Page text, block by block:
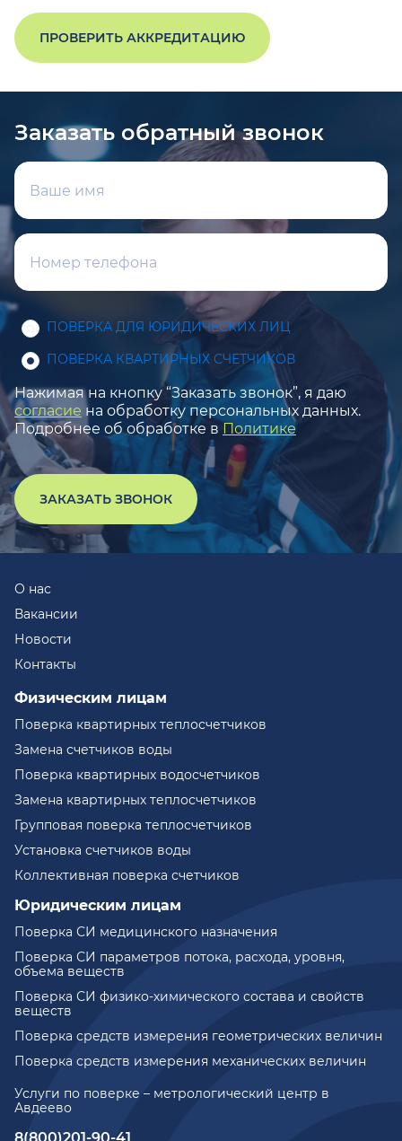
ПРОВЕРИТЬ АККРЕДИТАЦИЮ
Заказать обратный звонок
ПОВЕРКА ДЛЯ ЮРИДИЧЕСКИХ ЛИЦ
ПОВЕРКА КВАРТИРНЫХ СЧЕТЧИКОВ
Нажимая на кнопку “Заказать звонок”, я даю
согласие на обработку персональных данных.
Подробнее об обработке в Политике
ЗАКАЗАТЬ ЗВОНОК
Услуги по поверке – метрологический центр в
Авдеево
О нас
Вакансии
Новости
Контакты
Физическим лицам
Поверка квартирных теплосчетчиков
Замена счетчиков воды
Поверка квартирных водосчетчиков
Замена квартирных теплосчетчиков
Групповая поверка теплосчетчиков
Установка счетчиков воды
Коллективная поверка счетчиков
Юридическим лицам
Поверка СИ медицинского назначения
Поверка СИ параметров потока, расхода, уровня,
объема веществ
Поверка СИ физико-химического состава и свойств
веществ
Поверка средств измерения геометрических величин
Поверка средств измерения механических величин